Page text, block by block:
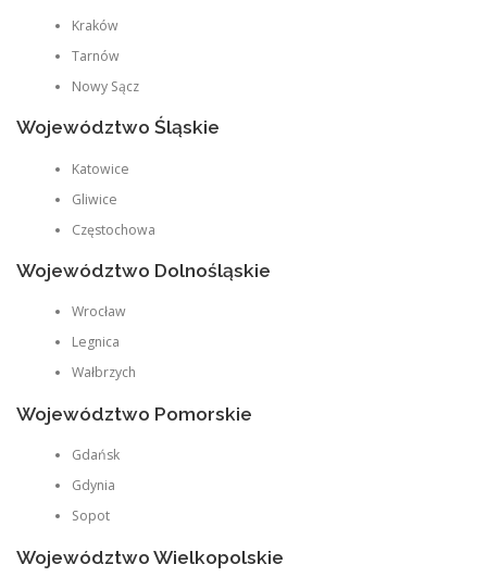
Kraków
Tarnów
Nowy Sącz
Województwo Śląskie
Katowice
Gliwice
Częstochowa
Województwo Dolnośląskie
Wrocław
Legnica
Wałbrzych
Województwo Pomorskie
Gdańsk
Gdynia
Sopot
Województwo Wielkopolskie